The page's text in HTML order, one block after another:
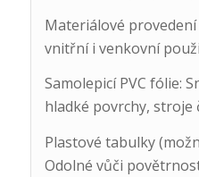
Materiálové
vnitřní i venkovní
Samolepicí PVC fólie:
hladké povrchy, stroje
Plastové tabulky
Odolné vůči